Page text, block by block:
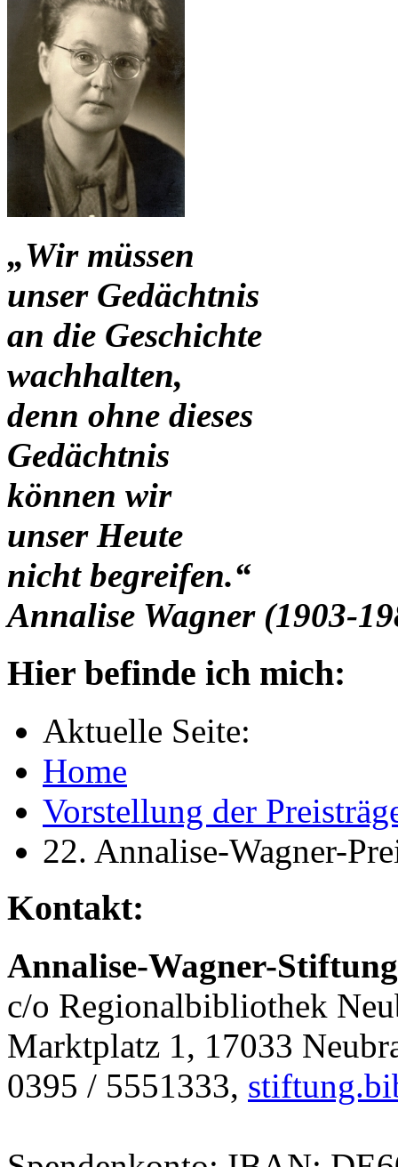
„Wir müssen
unser Gedächtnis
an die Geschichte
wachhalten,
denn ohne dieses
Gedächtnis
können wir
unser Heute
nicht begreifen.“
Annalise Wagner (1903-
Hier befinde ich mich:
Aktuelle Seite:
Home
Vorstellung der
22. Annalise-Wagner-
Kontakt:
Annalise-Wagner-Stiftung
c/o Regionalbibliothek
Marktplatz 1, 17033
0395 / 5551333,